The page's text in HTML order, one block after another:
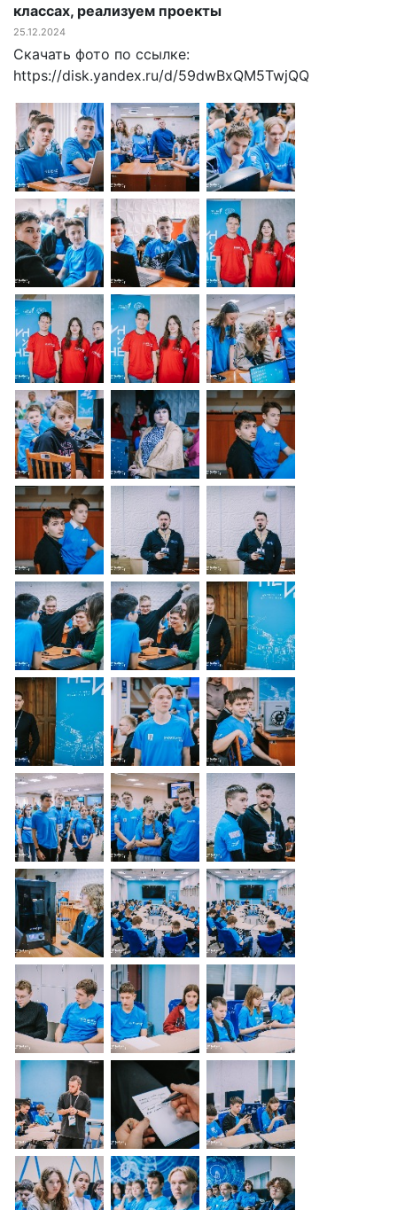
классах, реализуем проекты
25.12.2024
Скачать фото по ссылке:
https://disk.yandex.ru/d/59dwBxQM5TwjQQ